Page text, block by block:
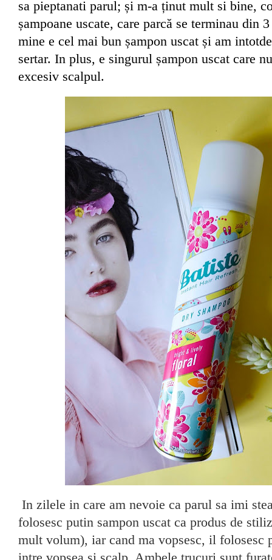
sa pieptanati parul; și m-a ținut mult si bine,
șampoane uscate, care parcă se terminau din
mine e cel mai bun șampon uscat și am
sertar. In plus, e singurul șampon uscat care
excesiv scalpul.
In zilele in care am nevoie ca parul sa imi
folosesc putin sampon uscat ca produs de
mult volum), iar cand ma vopsesc, il folosesc